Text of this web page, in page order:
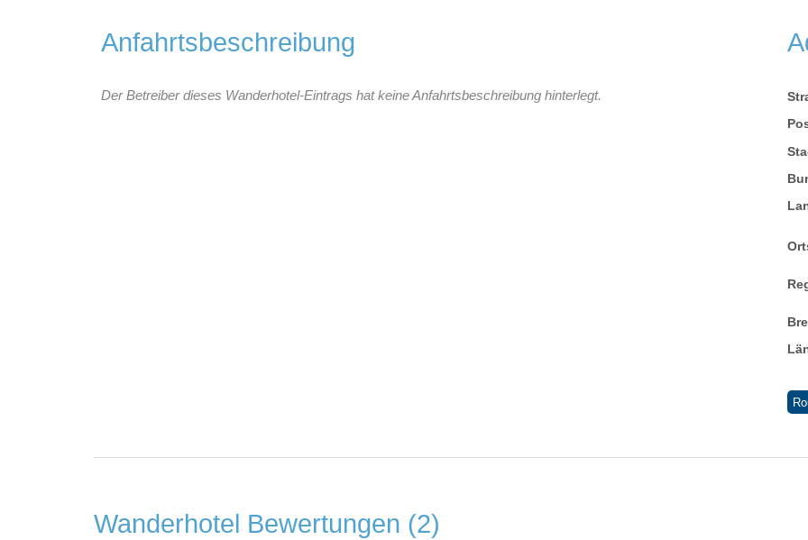
Anfahrtsbeschreibung
Der Betreiber dieses Wanderhotel-Eintrags hat keine Anfahrtsbeschreibung hinterlegt.
Wanderhotel Bewertungen 2